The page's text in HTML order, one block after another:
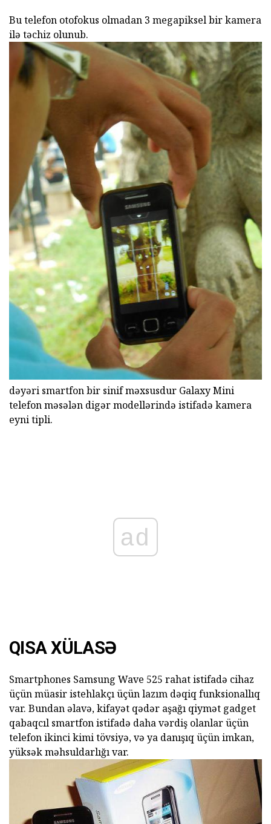
Bu telefon otofokus olmadan 3 megapiksel bir kamera
ilə təchiz olunub.
dəyəri smartfon bir sinif məxsusdur Galaxy Mini
telefon məsələn digər modellərində istifadə kamera
eyni tipli.
ad
QISA XÜLASƏ
Smartphones Samsung Wave 525 rahat istifadə cihaz
üçün müasir istehlakçı üçün lazım dəqiq funksionallıq
var. Bundan əlavə, kifayət qədər aşağı qiymət gadget
qabaqcıl smartfon istifadə daha vərdiş olanlar üçün
telefon ikinci kimi tövsiyə, və ya danışıq üçün imkan,
yüksək məhsuldarlığı var.